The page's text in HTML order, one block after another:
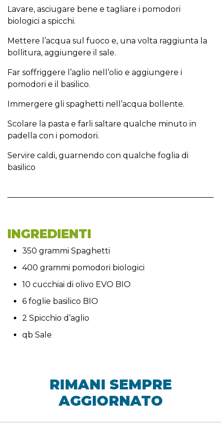
Lavare, asciugare bene e tagliare i pomodori
biologici a spicchi.
Mettere l’acqua sul fuoco e, una volta raggiunta la
bollitura, aggiungere il sale.
Far soffriggere l’aglio nell’olio e aggiungere i
pomodori e il basilico.
Immergere gli spaghetti nell’acqua bollente.
Scolare la pasta e farli saltare qualche minuto in
padella con i pomodori.
Servire caldi, guarnendo con qualche foglia di
basilico
INGREDIENTI
350 grammi Spaghetti
400 grammi pomodori biologici
10 cucchiai di olivo EVO BIO
6 foglie basilico BIO
2 Spicchio d’aglio
qb Sale
RIMANI SEMPRE
AGGIORNATO